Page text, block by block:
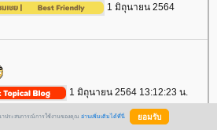
1 มิถุนายน 2564
1 มิถุนายน 2564 13:12:23 น.
าประสบการณ์การใช้งานของคุณ อ่านเพิ่มเติมได้ที่นี่